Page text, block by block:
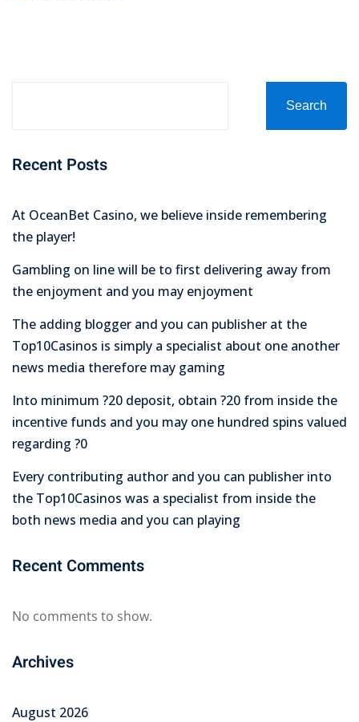
Search
Recent Posts
At OceanBet Casino, we believe inside remembering
the player!
Gambling on line will be to first delivering away from
the enjoyment and you may enjoyment
The adding blogger and you can publisher at the
Top10Casinos is simply a specialist about one another
news media therefore may gaming
Into minimum ?20 deposit, obtain ?20 from inside the
incentive funds and you may one hundred spins valued
regarding ?0
Every contributing author and you can publisher into
the Top10Casinos was a specialist from inside the
both news media and you can playing
Recent Comments
No comments to show.
Archives
August 2026